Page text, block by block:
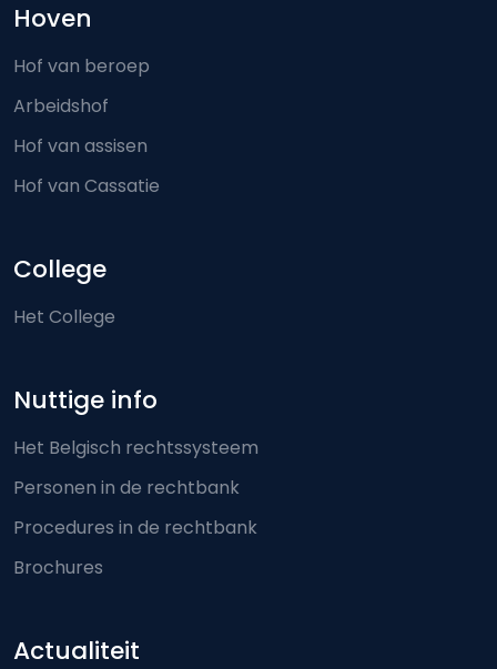
Hoven
Hof van beroep
Arbeidshof
Hof van assisen
Hof van Cassatie
College
Het College
Nuttige info
Het Belgisch rechtssysteem
Personen in de rechtbank
Procedures in de rechtbank
Brochures
Actualiteit